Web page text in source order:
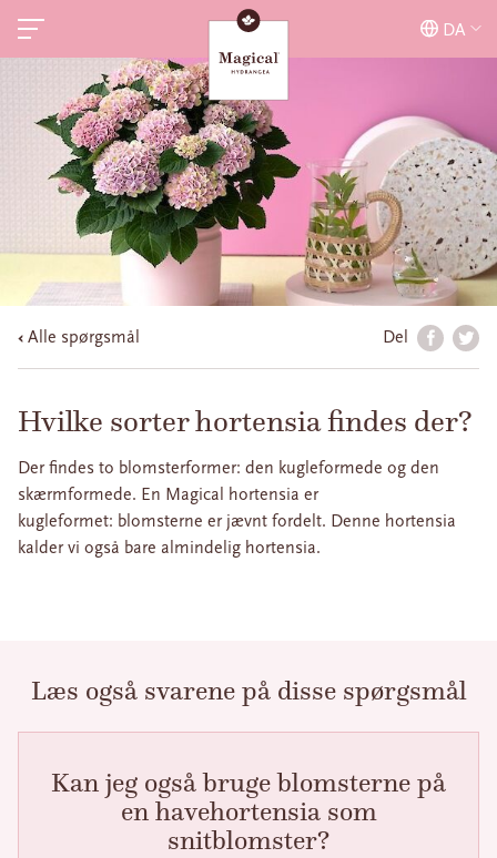
DA
Alle spørgsmål Del
Hvilke sorter hortensia findes der?
Der findes to blomsterformer: den kugleformede og den
skærmformede. En Magical hortensia er
kugleformet: blomsterne er jævnt fordelt. Denne hortensia
kalder vi også bare almindelig hortensia.
Læs også svarene på disse spørgsmål
Kan jeg også bruge blomsterne på
en havehortensia som
snitblomster?